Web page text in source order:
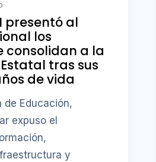
presentó al
los
consolidan a la
tras sus
de vida
de Educación,
expuso el
y